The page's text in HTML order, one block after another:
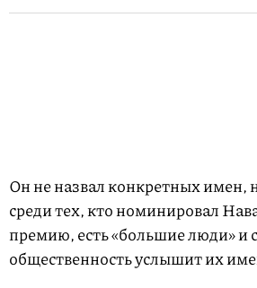
Он не назвал конкретных имен,
среди тех, кто номинировал
премию, есть «большие люди» и
общественность услышит их